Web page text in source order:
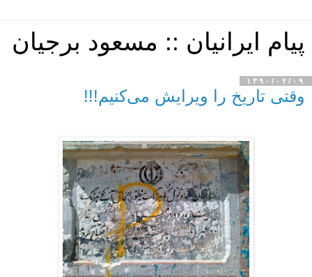
پیام ایرانیان :: مسعود برجیان
۱۳۹۰/۰۲/۰۹
وقتی تاریخ را ویرایش می‌کنیم!!!